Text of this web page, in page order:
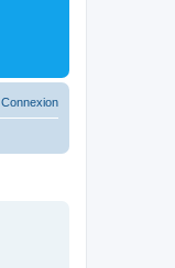
Connexion